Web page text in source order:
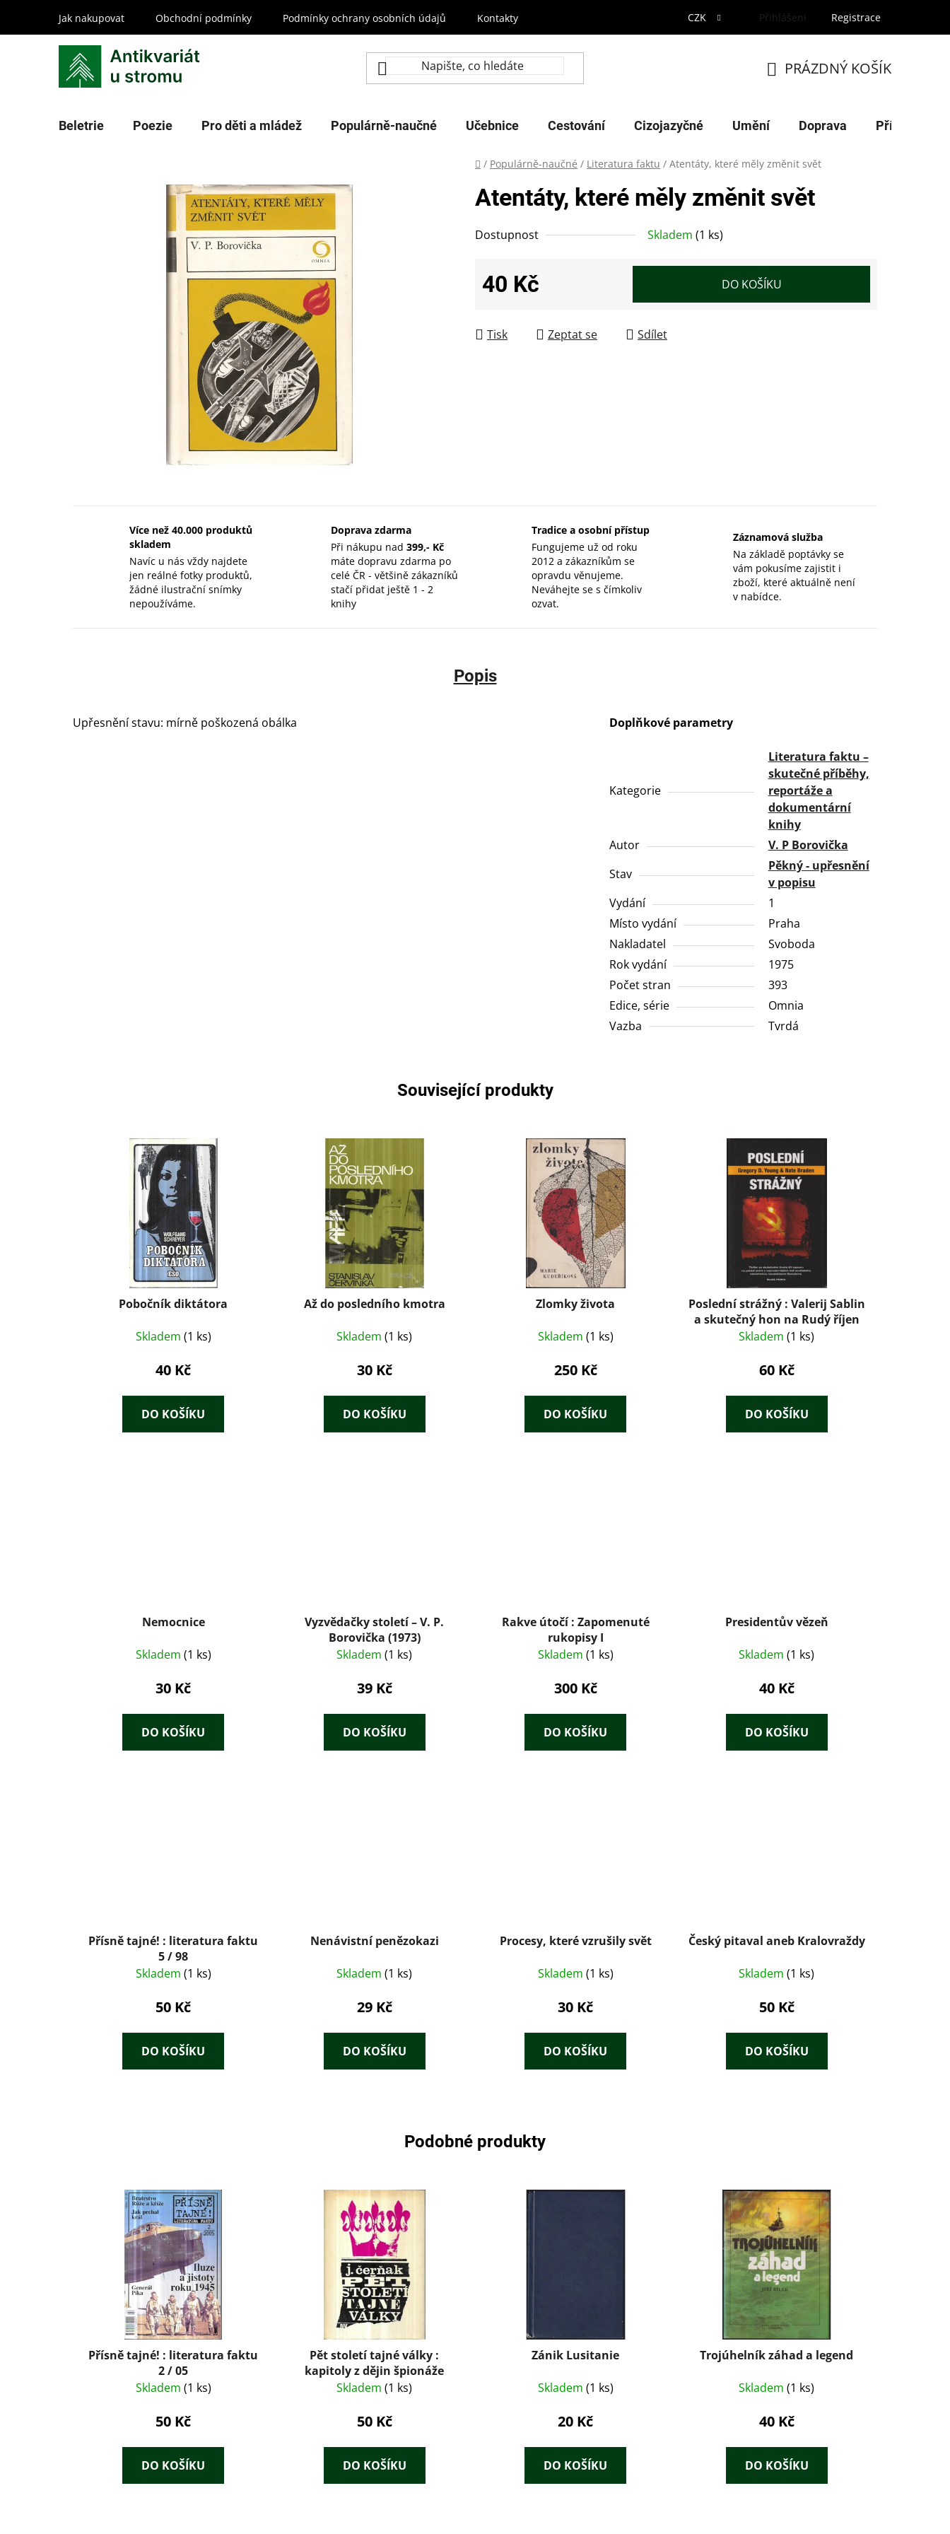
obsah
Jak nakupovat Obchodní podmínky Podmínky ochrany osobních údajů Kontakty CZK Přihlášení Registrace
KOŠÍK
PRÁZDNÝ KOŠÍK
Beletrie Poezie Pro děti a mládež Populárně-naučné Učebnice Cestování Cizojazyčné Umění Doprava Příroda
Domů
/ Populárně-naučné / Literatura faktu / Atentáty, které měly změnit svět
Atentáty, které měly změnit svět
Dostupnost Skladem (1 ks)
40 Kč DO KOŠÍKU
Tisk Zeptat se Sdílet
Více než 40.000 produktů
skladem
Navíc u nás vždy najdete
jen reálné fotky produktů,
žádné ilustrační snímky
nepoužíváme.
Doprava zdarma
Při nákupu nad 399,- Kč
máte dopravu zdarma po
celé ČR - většině zákazníků
stačí přidat ještě 1 - 2
knihy
Tradice a osobní přístup
Fungujeme už od roku
2012 a zákazníkům se
opravdu věnujeme.
Neváhejte se s čímkoliv
ozvat.
Záznamová služba
Na základě poptávky se
vám pokusíme zajistit i
zboží, které aktuálně není
v nabídce.
Popis
Upřesnění stavu: mírně poškozená obálka Doplňkové parametry
Kategorie
Literatura faktu –
skutečné příběhy,
reportáže a
dokumentární
knihy
Autor
V. P Borovička
Stav
Pěkný - upřesnění
v popisu
Vydání
1
Místo vydání
Praha
Nakladatel
Svoboda
Rok vydání
1975
Počet stran
393
Edice, série
Omnia
Vazba
Tvrdá
Související produkty
Pobočník diktátora
Skladem (1 ks)
40 Kč
DO KOŠÍKU
Až do posledního kmotra
Skladem(1 ks)
30 Kč
DO KOŠÍKU
Zlomky života
Skladem (1 ks)
250 Kč
DO KOŠÍKU
Poslední strážný : Valerij Sablin
a skutečný hon na Rudý říjen
Skladem(1 ks)
60 Kč
DO KOŠÍKU
Nemocnice
Skladem (1 ks)
30 Kč
DO KOŠÍKU
Vyzvědačky století – V. P.
Borovička (1973)
Skladem(1 ks)
39 Kč
DO KOŠÍKU
Rakve útočí : Zapomenuté
rukopisy I
Skladem (1 ks)
300 Kč
DO KOŠÍKU
Presidentův vězeň
Skladem(1 ks)
40 Kč
DO KOŠÍKU
Přísně tajné! : literatura faktu
5 / 98
Skladem (1 ks)
50 Kč
DO KOŠÍKU
Nenávistní penězokazi
Skladem(1 ks)
29 Kč
DO KOŠÍKU
Procesy, které vzrušily svět
Skladem (1 ks)
30 Kč
DO KOŠÍKU
Český pitaval aneb Kralovraždy
Skladem(1 ks)
50 Kč
DO KOŠÍKU
Podobné produkty
Přísně tajné! : literatura faktu
2 / 05
Skladem (1 ks)
50 Kč
DO KOŠÍKU
Pět století tajné války :
kapitoly z dějin špionáže
Skladem(1 ks)
50 Kč
DO KOŠÍKU
Zánik Lusitanie
Skladem (1 ks)
20 Kč
DO KOŠÍKU
Trojúhelník záhad a legend
Skladem(1 ks)
40 Kč
DO KOŠÍKU